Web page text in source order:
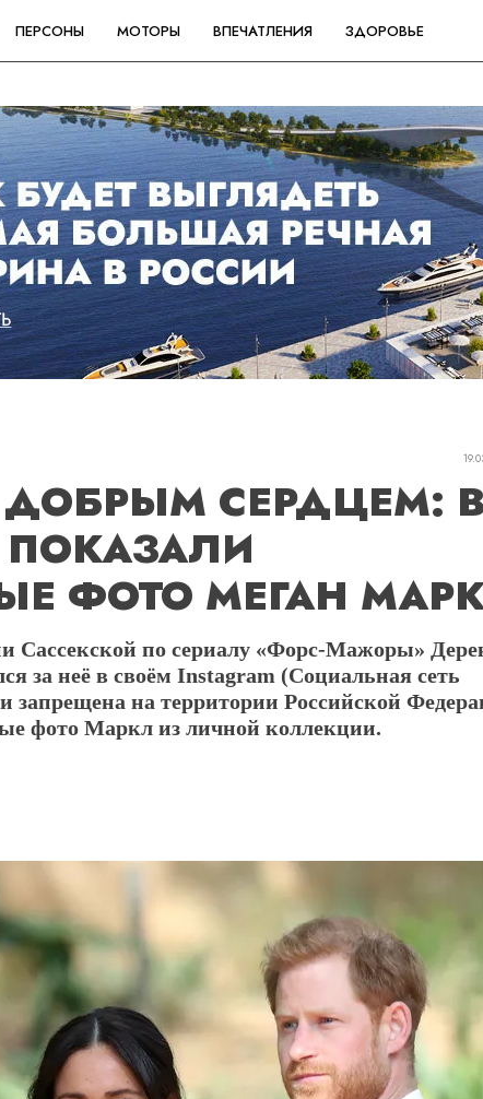
ПЕРСОНЫ МОТОРЫ ВПЕЧАТЛЕНИЯ ЗДОРОВЬЕ
СЕРДЦЕМ: В
ФОТО МЕГАН
Сассекской по сериалу «Форс-Мажоры»
за неё в своём Instagram (Социальная сеть
запрещена на территории Российской
фото Маркл из личной коллекции.